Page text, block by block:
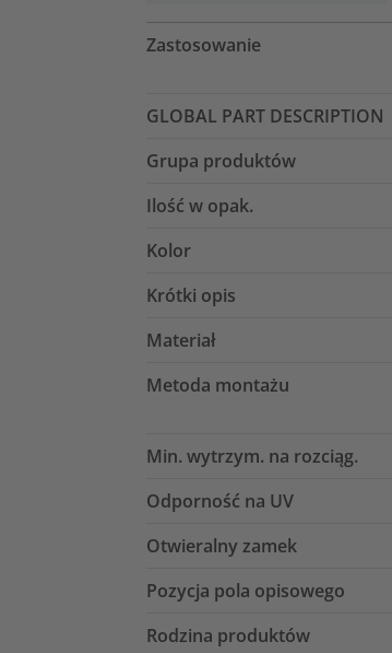
Zastosowanie
GLOBAL PART DESCRIPTION
Grupa produktów
Ilość w opak.
Kolor
Krótki opis
Materiał
Metoda montażu
Min. wytrzym. na rozciąg.
Odporność na UV
Otwieralny zamek
Pozycja pola opisowego
Rodzina produktów